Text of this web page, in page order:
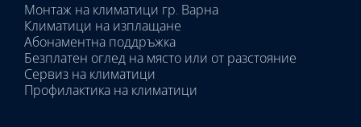
Монтаж на климатици гр. Варна
Климатици на изплащане
Абонаментна поддръжка
Безплатен оглед на място или от разстояние
Сервиз на климатици
Профилактика на климатици